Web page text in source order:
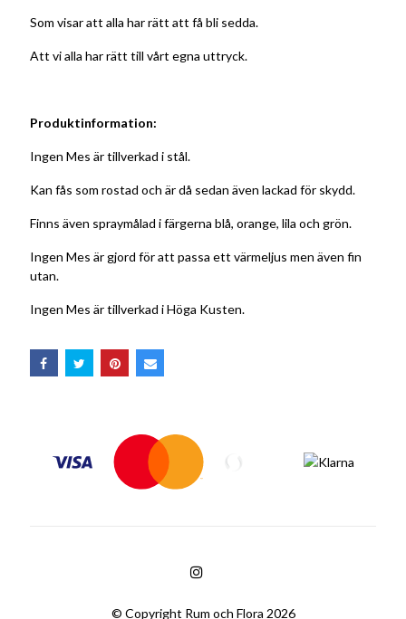
Som visar att alla har rätt att få bli sedda.
Att vi alla har rätt till vårt egna uttryck.
Produktinformation:
Ingen Mes är tillverkad i stål.
Kan fås som rostad och är då sedan även lackad för skydd.
Finns även spraymålad i färgerna blå, orange, lila och grön.
Ingen Mes är gjord för att passa ett värmeljus men även fin
utan.
Ingen Mes är tillverkad i Höga Kusten.
© Copyright Rum och Flora 2026